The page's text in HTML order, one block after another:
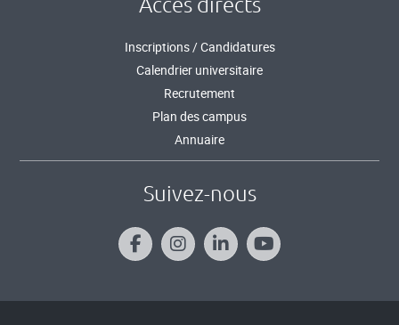
Accès directs
Inscriptions / Candidatures
Calendrier universitaire
Recrutement
Plan des campus
Annuaire
Suivez-nous